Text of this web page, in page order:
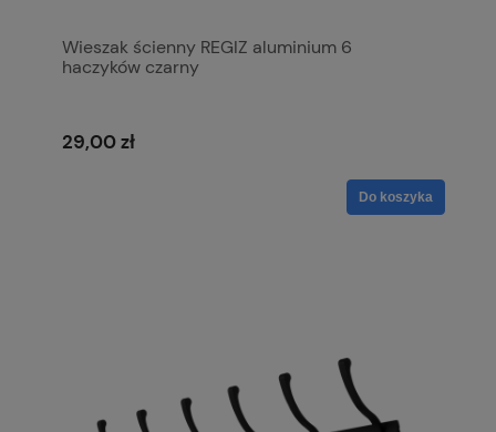
Wieszak ścienny REGIZ aluminium 6
haczyków czarny
29,00 zł
Do koszyka